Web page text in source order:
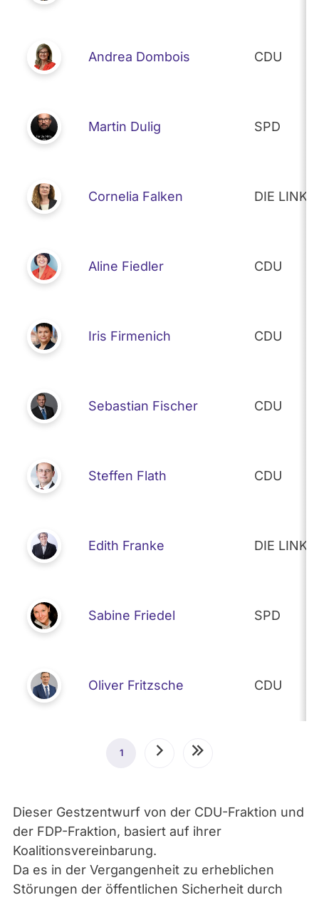
Andrea Dombois CDU
Martin Dulig SPD
Cornelia Falken DIE LINKE
Aline Fiedler CDU
Iris Firmenich CDU
Sebastian Fischer CDU
Steffen Flath CDU
Edith Franke DIE LINKE
Sabine Friedel SPD
Oliver Fritzsche CDU
Seitennummerierung
Aktuelle
1 NächsteLetzte
Dieser Gestzentwurf von der CDU-Fraktion und
der FDP-Fraktion, basiert auf ihrer
Koalitionsvereinbarung.
Da es in der Vergangenheit zu erheblichen
Störungen der öffentlichen Sicherheit durch